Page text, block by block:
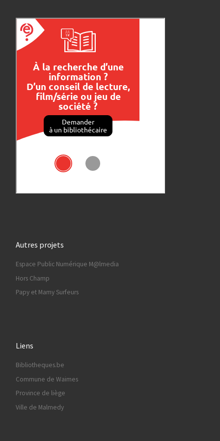
Autres projets
Espace Public Numérique M@lmedia
Hors Champ
Papy et Mamy Surfeurs
Liens
Bibliotheques.be
Commune de Waimes
Province de liège
Ville de Malmedy